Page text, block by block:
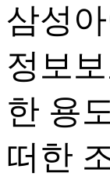
삼성
정보
한 용
떠한